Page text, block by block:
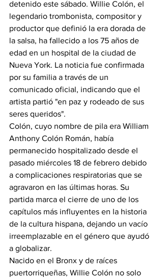
detenido este sábado. Willie Colón, el
legendario trombonista, compositor y
productor que definió la era dorada de
la salsa, ha fallecido a los 75 años de
edad en un hospital de la ciudad de
Nueva York. La noticia fue confirmada
por su familia a través de un
comunicado oficial, indicando que el
artista partió "en paz y rodeado de sus
seres queridos".
Colón, cuyo nombre de pila era William
Anthony Colón Román, había
permanecido hospitalizado desde el
pasado miércoles 18 de febrero debido
a complicaciones respiratorias que se
agravaron en las últimas horas. Su
partida marca el cierre de uno de los
capítulos más influyentes en la historia
de la cultura hispana, dejando un vacío
irreemplazable en el género que ayudó
a globalizar.
Nacido en el Bronx y de raíces
puertorriqueñas, Willie Colón no solo